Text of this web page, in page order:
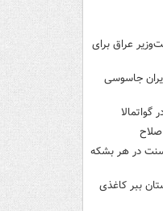
عراق برای
جاسوسی
صلاح
نفت به ۸۳ دلار و ۵۵ سنت در هر بشکه
ببر کاغذی